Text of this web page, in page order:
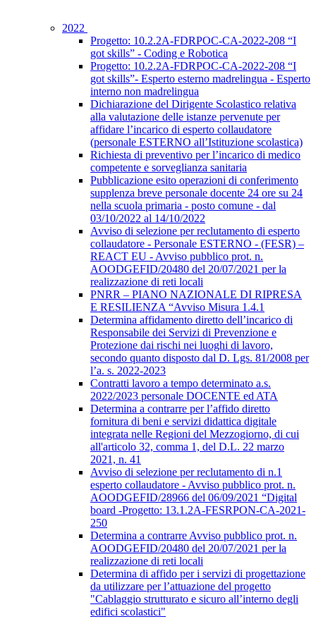
2022
Progetto: 10.2.2A-FDRPOC-CA-2022-208 “I
got skills” - Coding e Robotica
Progetto: 10.2.2A-FDRPOC-CA-2022-208 “I
got skills”- Esperto esterno madrelingua - Esperto
interno non madrelingua
Dichiarazione del Dirigente Scolastico relativa
alla valutazione delle istanze pervenute per
affidare l’incarico di esperto collaudatore
(personale ESTERNO all’Istituzione scolastica)
Richiesta di preventivo per l’incarico di medico
competente e sorveglianza sanitaria
Pubblicazione esito operazioni di conferimento
supplenza breve personale docente 24 ore su 24
nella scuola primaria - posto comune - dal
03/10/2022 al 14/10/2022
Avviso di selezione per reclutamento di esperto
collaudatore - Personale ESTERNO - (FESR) –
REACT EU - Avviso pubblico prot. n.
AOODGEFID/20480 del 20/07/2021 per la
realizzazione di reti locali
PNRR – PIANO NAZIONALE DI RIPRESA
E RESILIENZA “Avviso Misura 1.4.1
Determina affidamento diretto dell’incarico di
Responsabile dei Servizi di Prevenzione e
Protezione dai rischi nei luoghi di lavoro,
secondo quanto disposto dal D. Lgs. 81/2008 per
l’a. s. 2022-2023
Contratti lavoro a tempo determinato a.s.
2022/2023 personale DOCENTE ed ATA
Determina a contrarre per l’affido diretto
fornitura di beni e servizi didattica digitale
integrata nelle Regioni del Mezzogiorno, di cui
all'articolo 32, comma 1, del D.L. 22 marzo
2021, n. 41
Avviso di selezione per reclutamento di n.1
esperto collaudatore - Avviso pubblico prot. n.
AOODGEFID/28966 del 06/09/2021 “Digital
board -Progetto: 13.1.2A-FESRPON-CA-2021-
250
Determina a contrarre Avviso pubblico prot. n.
AOODGEFID/20480 del 20/07/2021 per la
realizzazione di reti locali
Determina di affido per i servizi di progettazione
da utilizzare per l’attuazione del progetto
"Cablaggio strutturato e sicuro all’interno degli
edifici scolastici"